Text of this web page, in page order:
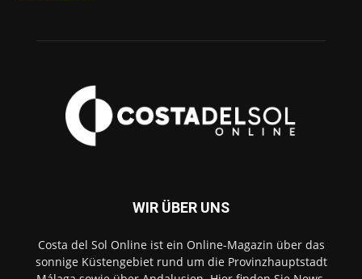
WIR ÜBER UNS
Costa del Sol Online ist ein Online-Magazin über das
sonnige Küstengebiet rund um die Provinzhauptstadt